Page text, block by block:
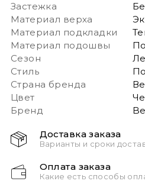
Застежка
Материал верха
Материал подкладки
Материал подошвы
Сезон
Стиль
Страна бренда
Цвет
Бренд
Доставка заказа
Варианты и сроки
заказа!Оплата заказа
Какие есть способы